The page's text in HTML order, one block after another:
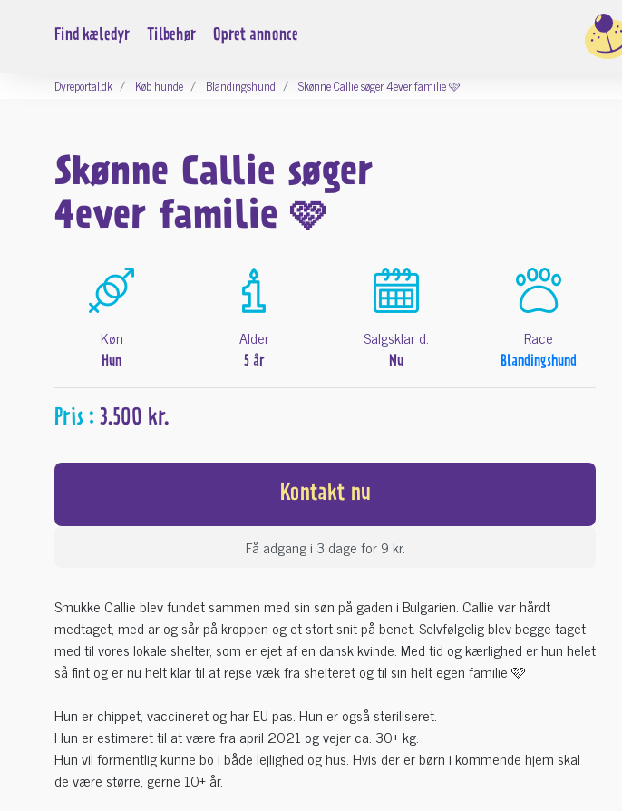
Find kæledyr Tilbehør Opret annonce
Dyreportal.dk Køb hunde Blandingshund Skønne Callie søger 4ever familie 🩷
Skønne Callie søger
4ever familie 🩷
Køn
Hun
Alder
5 år
Salgsklar d.
Nu
Race
Blandingshund
Pris : 3.500 kr.
Kontakt nu
Få adgang i 3 dage for 9 kr.
Smukke Callie blev fundet sammen med sin søn på gaden i Bulgarien. Callie var hårdt
medtaget, med ar og sår på kroppen og et stort snit på benet. Selvfølgelig blev begge taget
med til vores lokale shelter, som er ejet af en dansk kvinde. Med tid og kærlighed er hun helet
så fint og er nu helt klar til at rejse væk fra shelteret og til sin helt egen familie 🩷
Hun er chippet, vaccineret og har EU pas. Hun er også steriliseret.
Hun er estimeret til at være fra april 2021 og vejer ca. 30+ kg.
Hun vil formentlig kunne bo i både lejlighed og hus. Hvis der er børn i kommende hjem skal
de være større, gerne 10+ år.